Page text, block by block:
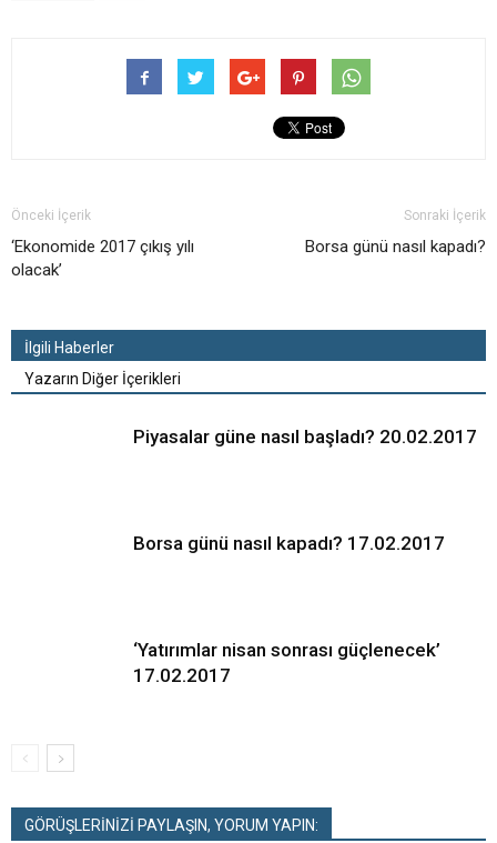
Önceki İçerik
‘Ekonomide 2017 çıkış yılı
olacak’
Sonraki İçerik
Borsa günü nasıl kapadı?
İlgili Haberler
Yazarın Diğer İçerikleri
Piyasalar güne nasıl başladı? 20.02.2017
Borsa günü nasıl kapadı? 17.02.2017
‘Yatırımlar nisan sonrası güçlenecek’
17.02.2017
GÖRÜŞLERİNİZİ PAYLAŞIN, YORUM YAPIN: